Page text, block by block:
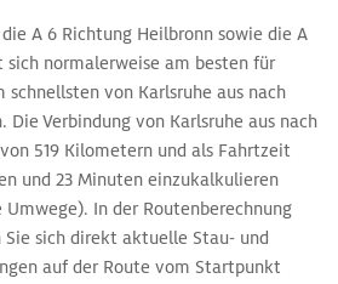
A 6 Richtung Heilbronn sowie die A
normalerweise am besten für
schnellsten von Karlsruhe aus nach
Verbindung von Karlsruhe aus nach
519 Kilometern und als Fahrtzeit
und 23 Minuten einzukalkulieren
In der Routenberechnung
Sie sich direkt aktuelle Stau- und
auf der Route vom Startpunkt